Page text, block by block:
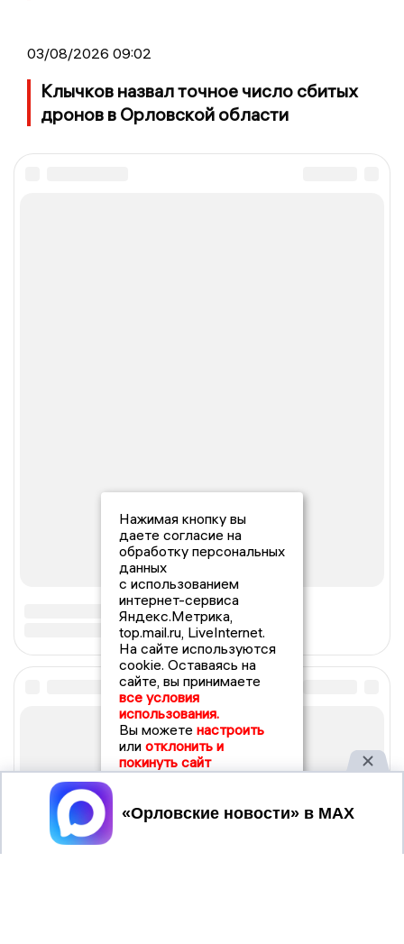
03/08/2026 09:02
Клычков назвал точное число сбитых
дронов в Орловской области
Нажимая кнопку вы
даете согласие на
обработку персональных
данных
с использованием
интернет-сервиса
Яндекс.Метрика,
top.mail.ru, LiveInternet.
На сайте используются
cookie. Оставаясь на
сайте, вы принимаете
все условия
использования.
Вы можете настроить
или отклонить и
покинуть сайт
Принять